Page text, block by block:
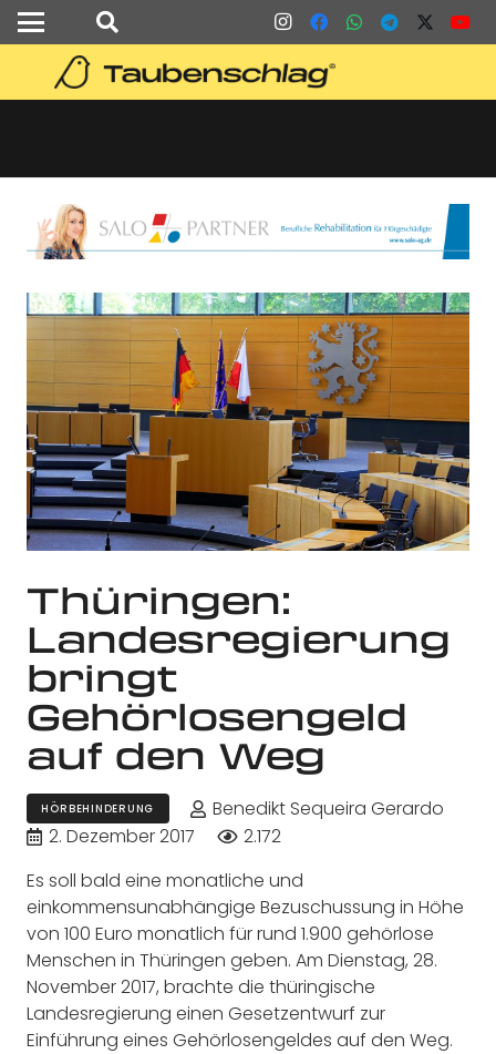
Thüringen:
Landesregierung
bringt
Gehörlosengeld
auf den Weg
HÖRBEHINDERUNG
Benedikt Sequeira Gerardo
2. Dezember 2017
2.172
Es soll bald eine monatliche und
einkommensunabhängige Bezuschussung in Höhe
von 100 Euro monatlich für rund 1.900 gehörlose
Menschen in Thüringen geben. Am Dienstag, 28.
November 2017, brachte die thüringische
Landesregierung einen Gesetzentwurf zur
Einführung eines Gehörlosengeldes auf den Weg.